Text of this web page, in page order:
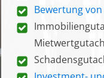
Bewertung